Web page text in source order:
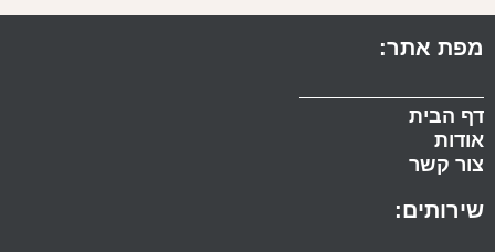
מפת אתר:
דף הבית
אודות
צור קשר
שירותים: